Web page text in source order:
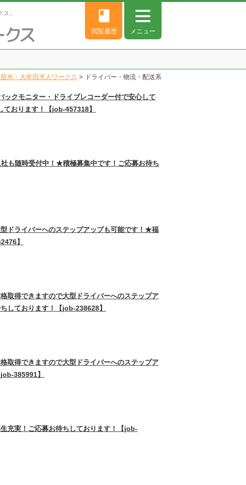
」
メニュー
book
閲覧履歴
米・大牟田求人ワークス > ドライバー・物流・配送系
クモニター・ドライブレコーダー付で安心して
おります！【job-457318】
も随時受付中！★積極募集中です！ご応募お待ち
ドライバーへのステップアップも可能です！★福
】
取得できますので大型ドライバーへのステップア
しております！【job-238628】
取得できますので大型ドライバーへのステップア
385991】
充実！ご応募お待ちしております！【job-